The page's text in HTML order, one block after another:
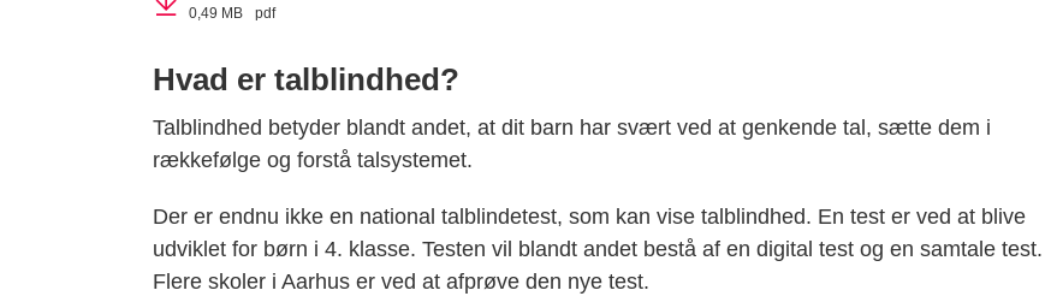
0,49 MB pdf
Hvad er talblindhed?
Talblindhed betyder blandt andet, at dit barn har svært ved at genkende tal, sætte dem i
rækkefølge og forstå talsystemet.
Der er endnu ikke en national talblindetest, som kan vise talblindhed. En test er ved at blive
udviklet for børn i 4. klasse. Testen vil blandt andet bestå af en digital test og en samtale test.
Flere skoler i Aarhus er ved at afprøve den nye test.